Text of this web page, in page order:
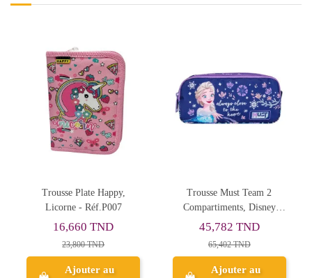
Trousse Must Team 2
Compartiments, Disney
Frozen
45,782 TND
65,402 TND
Ajouter au
Trousse MUST
Monochrome Vert Pastel -
Réf.584959
19,748 TND
39,496 TND